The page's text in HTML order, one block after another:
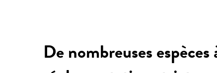
De nombreuses